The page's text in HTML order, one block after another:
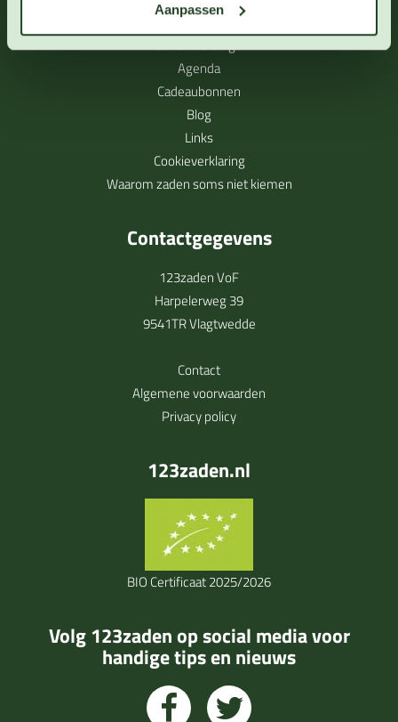
Aanpassen
Levertijd en verzendinformatie
Zaaihandleidingen
Agenda
Cadeaubonnen
Blog
Links
Cookieverklaring
Waarom zaden soms niet kiemen
Contactgegevens
123zaden VoF
Harpelerweg 39
9541TR Vlagtwedde
Contact
Algemene voorwaarden
Privacy policy
123zaden.nl
BIO Certificaat 2025/2026
Volg 123zaden op social media voor
handige tips en nieuws